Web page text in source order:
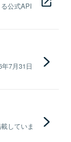
公式API
7月31日
していま